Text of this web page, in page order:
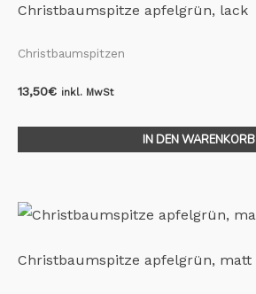
Christbaumspitze apfelgrün, lack
Christbaumspitzen
13,50€ inkl. MwSt
IN DEN WARENKORB
Christbaumspitze apfelgrün, matt